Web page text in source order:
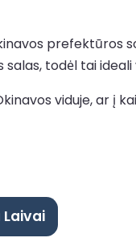
prefektūros
salas, todėl tai
viduje, ar į